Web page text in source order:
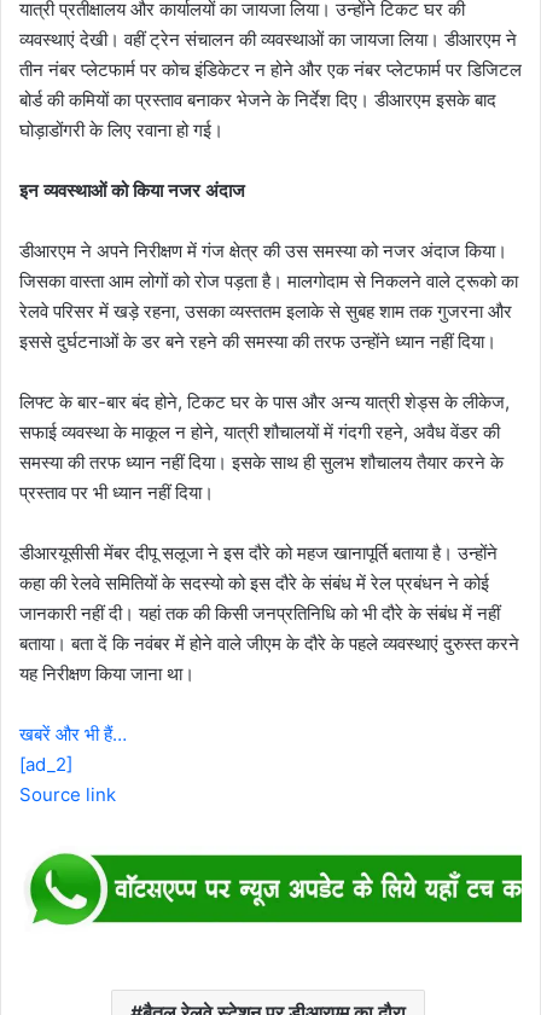
यात्री प्रतीक्षालय और कार्यालयों का जायजा लिया। उन्होंने टिकट घर की
व्यवस्थाएं देखी। वहीं ट्रेन संचालन की व्यवस्थाओं का जायजा लिया। डीआरएम ने
तीन नंबर प्लेटफार्म पर कोच इंडिकेटर न होने और एक नंबर प्लेटफार्म पर डिजिटल
बोर्ड की कमियों का प्रस्ताव बनाकर भेजने के निर्देश दिए। डीआरएम इसके बाद
घोड़ाडोंगरी के लिए रवाना हो गई।
इन व्यवस्थाओं को किया नजर अंदाज
डीआरएम ने अपने निरीक्षण में गंज क्षेत्र की उस समस्या को नजर अंदाज किया।
जिसका वास्ता आम लोगों को रोज पड़ता है। मालगोदाम से निकलने वाले ट्रूको का
रेलवे परिसर में खड़े रहना, उसका व्यस्ततम इलाके से सुबह शाम तक गुजरना और
इससे दुर्घटनाओं के डर बने रहने की समस्या की तरफ उन्होंने ध्यान नहीं दिया।
लिफ्ट के बार-बार बंद होने, टिकट घर के पास और अन्य यात्री शेड्स के लीकेज,
सफाई व्यवस्था के माकूल न होने, यात्री शौचालयों में गंदगी रहने, अवैध वेंडर की
समस्या की तरफ ध्यान नहीं दिया। इसके साथ ही सुलभ शौचालय तैयार करने के
प्रस्ताव पर भी ध्यान नहीं दिया।
डीआरयूसीसी मेंबर दीपू सलूजा ने इस दौरे को महज खानापूर्ति बताया है। उन्होंने
कहा की रेलवे समितियों के सदस्यो को इस दौरे के संबंध में रेल प्रबंधन ने कोई
जानकारी नहीं दी। यहां तक की किसी जनप्रतिनिधि को भी दौरे के संबंध में नहीं
बताया। बता दें कि नवंबर में होने वाले जीएम के दौरे के पहले व्यवस्थाएं दुरुस्त करने
यह निरीक्षण किया जाना था।
खबरें और भी हैं…
[ad_2]
Source link